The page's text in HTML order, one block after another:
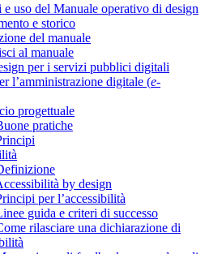
e uso del Manuale operativo di design
e storico
del manuale
al manuale
per i servizi pubblici digitali
l’amministrazione digitale (e-
progettuale
pratiche
by design
per l’accessibilità
guida e criteri di successo
rilasciare una dichiarazione di